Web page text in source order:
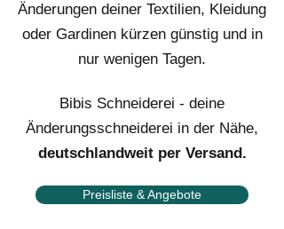
Änderungen deiner Textilien, Kleidung
oder Gardinen kürzen günstig und in
nur wenigen Tagen.​
Bibis Schneiderei - deine
Änderungsschneiderei in der Nähe,
deutschlandweit per Versand.
Preisliste & Angebote